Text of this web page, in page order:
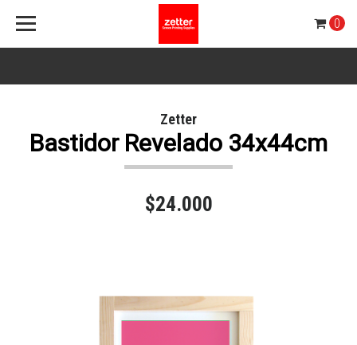
0
Zetter
Bastidor Revelado 34x44cm
$24.000